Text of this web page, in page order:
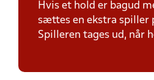
Hvis et hold er bagud
sættes en ekstra spiller
Spilleren tages ud, når